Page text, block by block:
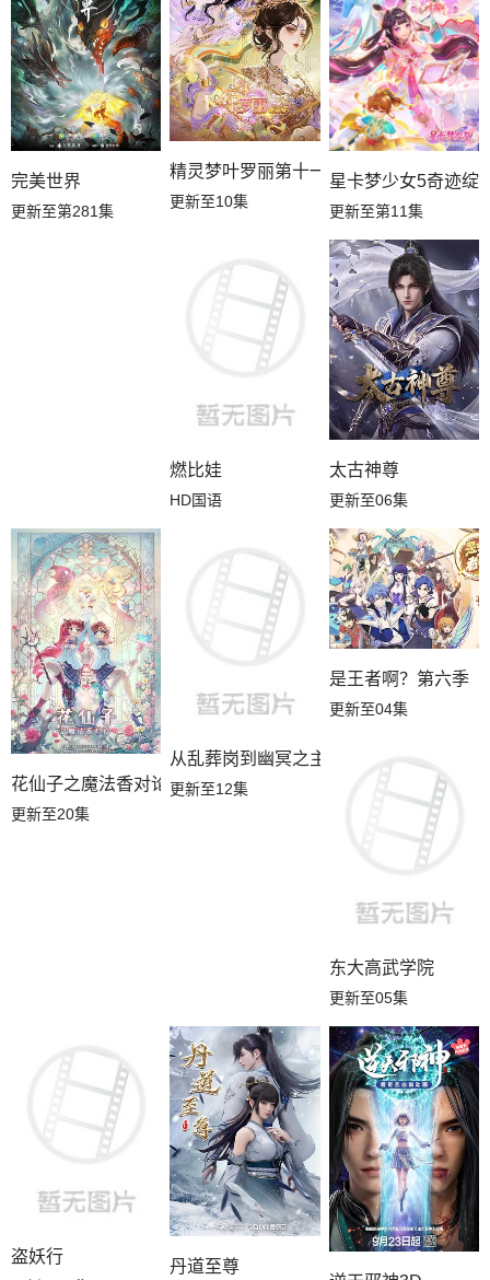
完美世界
更新至第281集
精灵梦叶罗丽第十一季（下）
更新至10集
星卡梦少女5奇迹绽
更新至第11集
燃比娃
HD国语
太古神尊
更新至06集
花仙子之魔法香对论
更新至20集
从乱葬岗到幽冥之主
更新至12集
是王者啊？第六季
更新至04集
东大高武学院
更新至05集
盗妖行
丹道至尊